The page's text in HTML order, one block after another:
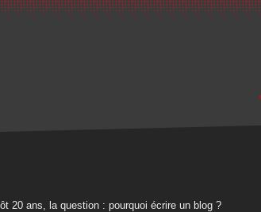
20 ans, la question : pourquoi écrire un blog ?